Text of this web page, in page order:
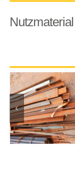
Nutzmaterial